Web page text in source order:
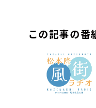
この記事の番